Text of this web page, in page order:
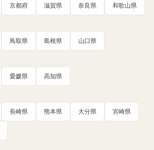
京都府 滋賀県 奈良県 和歌山県
鳥取県 島根県 山口県
愛媛県 高知県
長崎県 熊本県 大分県 宮崎県